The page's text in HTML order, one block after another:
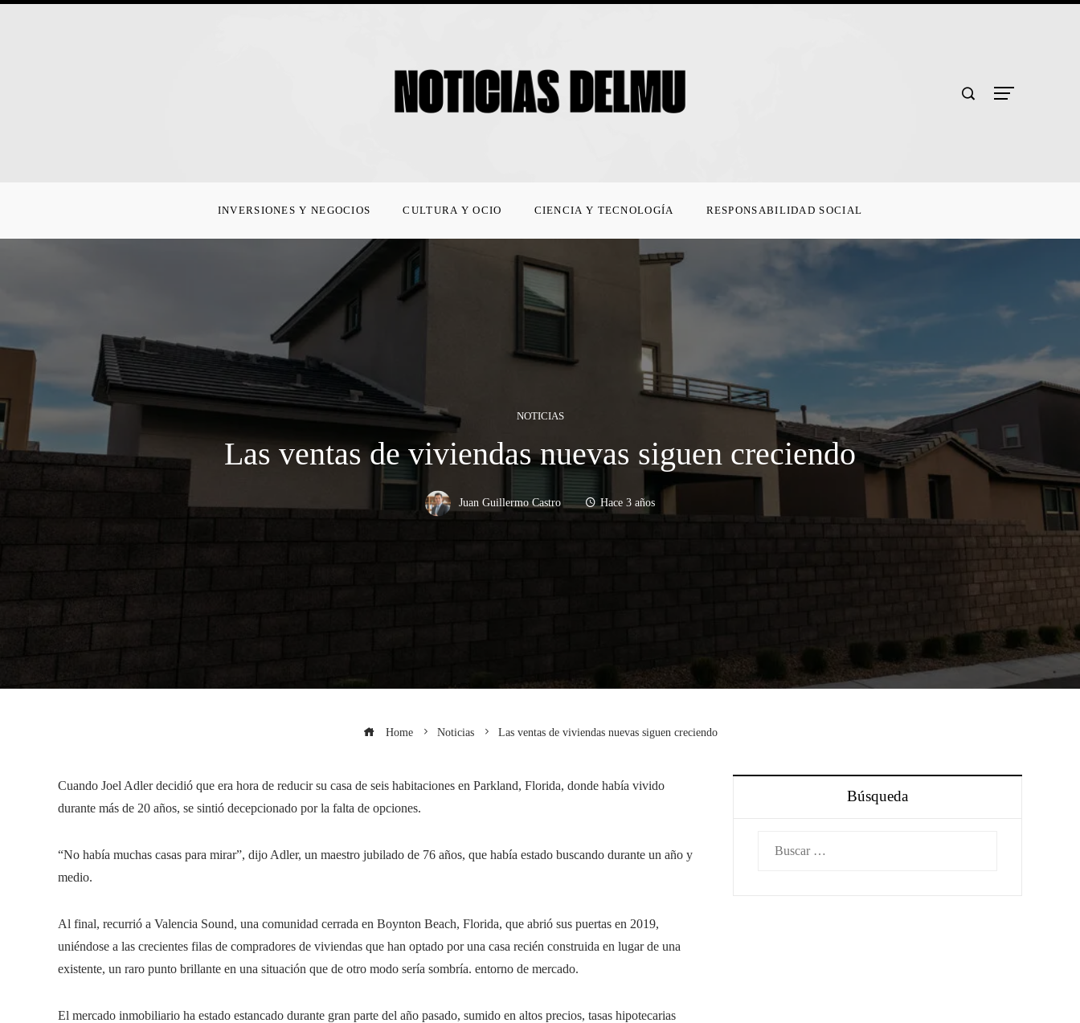
INVERSIONES Y NEGOCIOS CULTURA Y OCIO CIENCIA Y TECNOLOGÍA RESPONSABILIDAD SOCIAL
NOTICIAS
Las ventas de viviendas nuevas siguen creciendo
Juan Guillermo Castro Hace 3 años
Home Noticias Las ventas de viviendas nuevas siguen creciendo
Cuando Joel Adler decidió que era hora de reducir su casa de seis habitaciones en Parkland, Florida, donde había vivido
durante más de 20 años, se sintió decepcionado por la falta de opciones.
“No había muchas casas para mirar”, dijo Adler, un maestro jubilado de 76 años, que había estado buscando durante un año y
medio.
Al final, recurrió a Valencia Sound, una comunidad cerrada en Boynton Beach, Florida, que abrió sus puertas en 2019,
uniéndose a las crecientes filas de compradores de viviendas que han optado por una casa recién construida en lugar de una
existente, un raro punto brillante en una situación que de otro modo sería sombría. entorno de mercado.
El mercado inmobiliario ha estado estancado durante gran parte del año pasado, sumido en altos precios, tasas hipotecarias
Búsqueda